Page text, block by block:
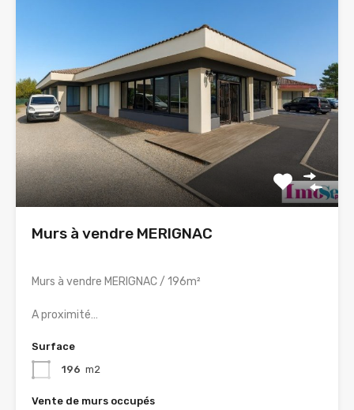
Murs à vendre MERIGNAC
Murs à vendre MERIGNAC / 196m²
A proximité…
Surface
196 m2
Vente de murs occupés